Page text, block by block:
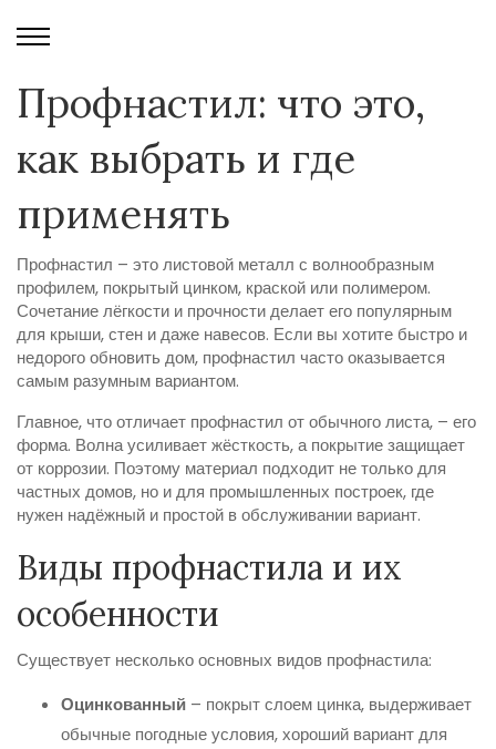
Профнастил: что это,
как выбрать и где
применять
Профнастил – это листовой металл с волнообразным
профилем, покрытый цинком, краской или полимером.
Сочетание лёгкости и прочности делает его популярным
для крыши, стен и даже навесов. Если вы хотите быстро и
недорого обновить дом, профнастил часто оказывается
самым разумным вариантом.
Главное, что отличает профнастил от обычного листа, – его
форма. Волна усиливает жёсткость, а покрытие защищает
от коррозии. Поэтому материал подходит не только для
частных домов, но и для промышленных построек, где
нужен надёжный и простой в обслуживании вариант.
Виды профнастила и их
особенности
Существует несколько основных видов профнастила:
Оцинкованный – покрыт слоем цинка, выдерживает
обычные погодные условия, хороший вариант для